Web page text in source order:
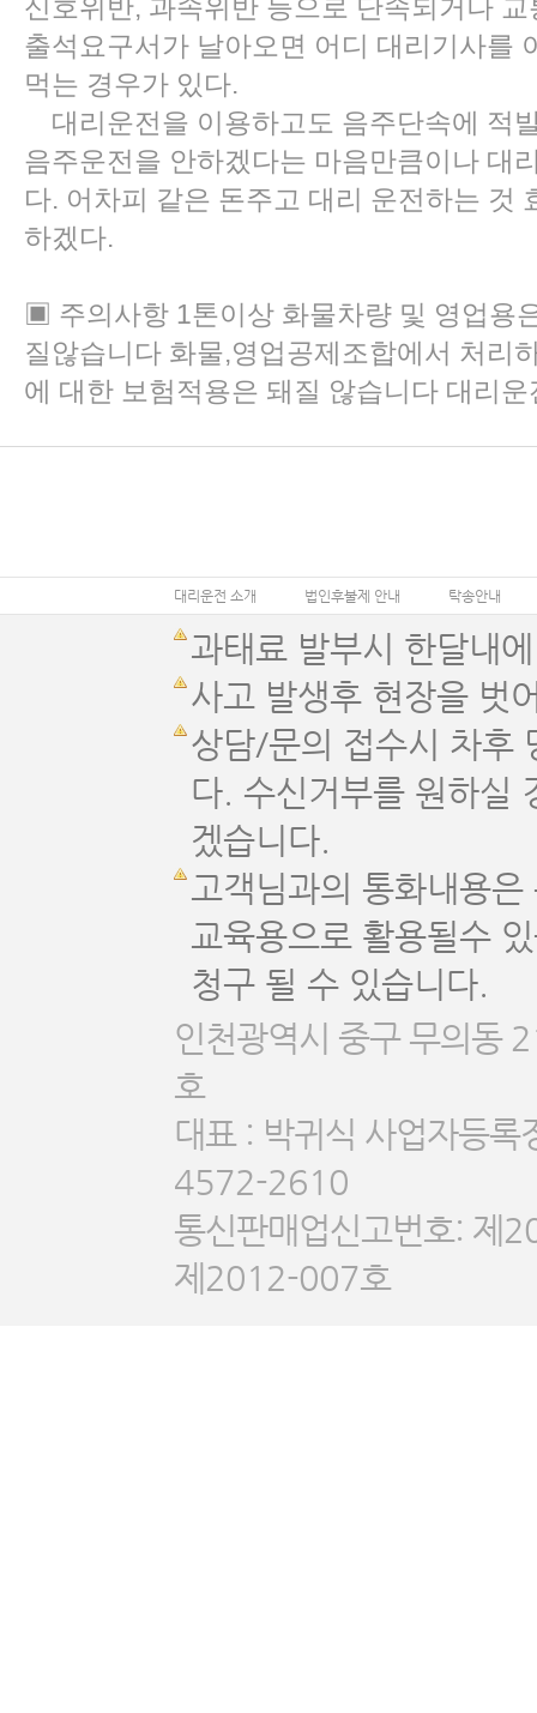
신호위반, 과속위반 등으로 단속되거나
출석요구서가 날아오면 어디 대리기사를
먹는 경우가 있다.
대리운전을 이용하고도 음주단속에 적
음주운전을 안하겠다는 마음만큼이나 대
다. 어차피 같은 돈주고 대리 운전하는 것
하겠다.
▣ 주의사항 1톤이상 화물차량 및 영업용
질않습니다 화물,영업공제조합에서 처리
에 대한 보험적용은 돼질 않습니다 대리
대리운전 소개 법인후불제 안내 탁송안내
과태료 발부시 한달내
사고 발생후 현장을 벗
상담/문의 접수시 차후
다. 수신거부를 원하실
겠습니다.
고객님과의 통화내용
교육용으로 활용될수
청구 될 수 있습니다.
인천광역시 중구 무의동
호
대표 : 박귀식 사업자등
4572-2610
통신판매업신고번호: 제
제2012-007호